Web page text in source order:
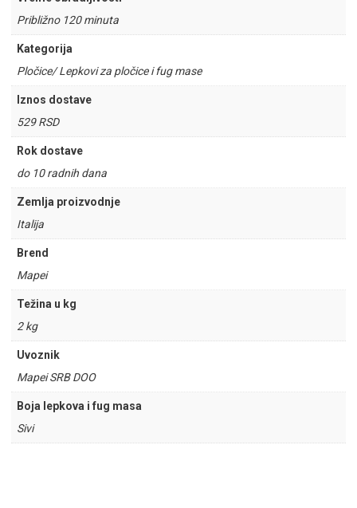
Približno 120 minuta
Kategorija
Pločice/ Lepkovi za pločice i fug mase
Iznos dostave
529 RSD
Rok dostave
do 10 radnih dana
Zemlja proizvodnje
Italija
Brend
Mapei
Težina u kg
2 kg
Uvoznik
Mapei SRB DOO
Boja lepkova i fug masa
Sivi